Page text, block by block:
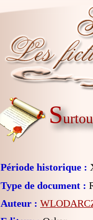
S
Période historique :
Type de document :
Auteur :